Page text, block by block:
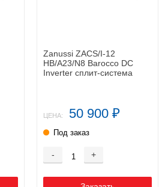
Zanussi ZACS/I-12
HB/A23/N8 Barocco DC
Inverter сплит-система
ЦЕНА: 50 900 ₽
Под заказ
- +